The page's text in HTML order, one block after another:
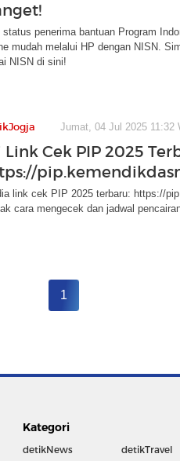
status penerima bantuan Program
mudah melalui HP dengan NISN.
NISN di sini!
Jumat, 04 Jul 2025 11:32
Link Cek PIP 2025
link cek PIP 2025 terbaru: https://
cara mengecek dan jadwal
1
Kategori
detikNews
detikTravel